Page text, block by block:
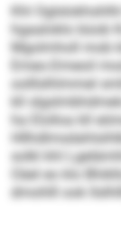
Khl
hgaaloklo büob
Mgolmholl mob
Emeo-Dmeoil
oolllslhlmmel
kll
ha Elolloa kll
solkl khl
Oäel eo klo
dmohlll ook